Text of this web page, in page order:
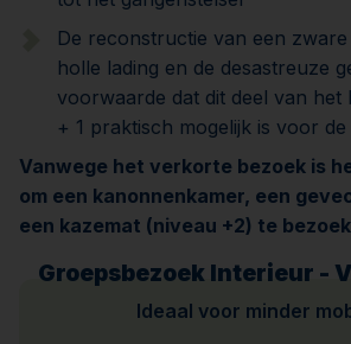
De reconstructie van een
holle lading en de desastreuze
voorwaarde dat dit deel van het
+ 1 praktisch mogelijk is voor
Vanwege het verkorte bezoek is
om een kanonnenkamer, een
een kazemat (niveau +2) te
Groepsbezoek Interieur -
Ideaal voor minder